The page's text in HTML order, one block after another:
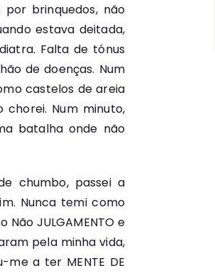
brinquedos, não
estava deitada,
Falta de tónus
de doenças. Num
castelos de areia
Num minuto,
batalha onde não
chumbo, passei a
Nunca temi como
JULGAMENTO e
pela minha vida,
me a ter MENTE DE